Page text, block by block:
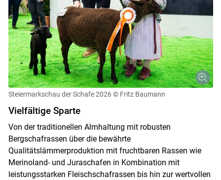
Skip to main content
Steiermarkschau der Schafe 2026 © Fritz Baumann
Vielfältige Sparte
Von der traditionellen Almhaltung mit robusten
Bergschafrassen über die bewährte
Qualitätslämmerproduktion mit fruchtbaren Rassen wie
Merinoland- und Juraschafen in Kombination mit
leistungsstarken Fleischschafrassen bis hin zur wertvollen